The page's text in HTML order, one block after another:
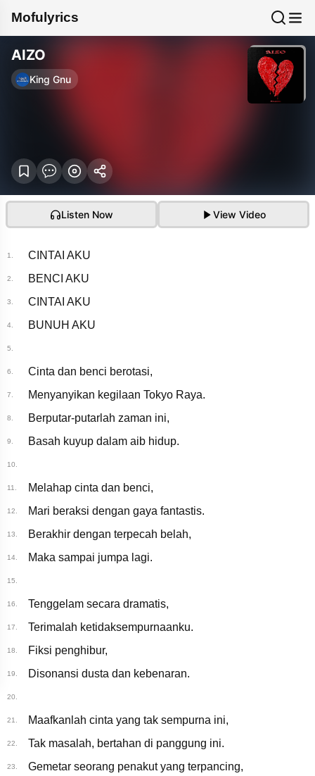
Mofulyrics
AIZO
King Gnu
Listen Now View Video
AIZO
1. CINTAI AKU
2. BENCI AKU
3. CINTAI AKU
4. BUNUH AKU
5.
6. Cinta dan benci berotasi,
7. Menyanyikan kegilaan Tokyo Raya.
8. Berputar-putarlah zaman ini,
9. Basah kuyup dalam aib hidup.
10.
11. Melahap cinta dan benci,
12. Mari beraksi dengan gaya fantastis.
13. Berakhir dengan terpecah belah,
14. Maka sampai jumpa lagi.
15.
16. Tenggelam secara dramatis,
17. Terimalah ketidaksempurnaanku.
18. Fiksi penghibur,
19. Disonansi dusta dan kebenaran.
20.
21. Maafkanlah cinta yang tak sempurna ini,
22. Tak masalah, bertahan di panggung ini.
23. Gemetar seorang penakut yang terpancing,